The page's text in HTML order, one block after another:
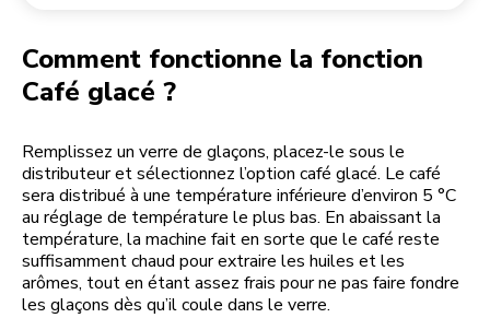
Comment fonctionne la fonction
Café glacé ?
Remplissez un verre de glaçons, placez-le sous le
distributeur et sélectionnez l’option café glacé. Le café
sera distribué à une température inférieure d’environ 5 °C
au réglage de température le plus bas. En abaissant la
température, la machine fait en sorte que le café reste
suffisamment chaud pour extraire les huiles et les
arômes, tout en étant assez frais pour ne pas faire fondre
les glaçons dès qu’il coule dans le verre.